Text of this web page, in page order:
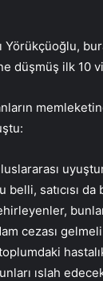
Yörükçüoğlu,
düşmüş ilk 10
satıcısı
cezası
ıslah